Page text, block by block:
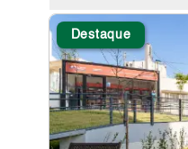
Destaque